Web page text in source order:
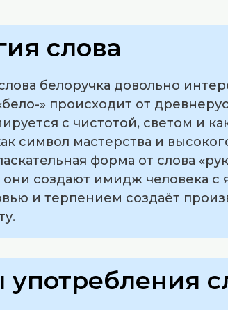
слова
белоручка довольно
» происходит от
с чистотой, светом и
символ мастерства и
форма от слова
они создают имидж человека
и терпением создаёт